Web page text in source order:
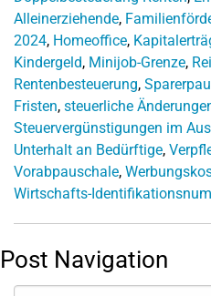
Alleinerziehende,
2024, Homeoffice,
Kindergeld, Minijob-Grenze,
Rentenbesteuerung,
Fristen, steuerliche
Steuervergünstigungen im
Unterhalt an Bedürftige,
Vorabpauschale,
Wirtschafts-
Post Navigation